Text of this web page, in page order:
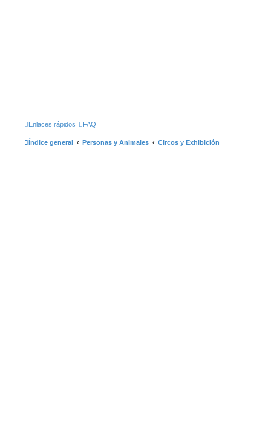
Enlaces rápidos FAQ
Índice general Personas y Animales Circos y Exhibición